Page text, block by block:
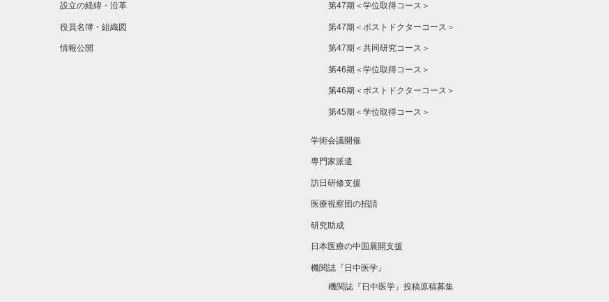
設立の経緯・沿革
役員名簿・組織図
情報公開
第47期＜学位取得コース＞
第47期＜ポストドクターコース＞
第47期＜共同研究コース＞
第46期＜学位取得コース＞
第46期＜ポストドクターコース＞
第45期＜学位取得コース＞
学術会議開催
専門家派遣
訪日研修支援
医療視察団の招請
研究助成
日本医療の中国展開支援
機関誌『日中医学』
機関誌『日中医学』投稿原稿募集